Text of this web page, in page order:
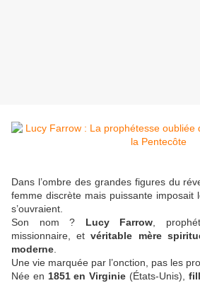
Dans l’ombre des grandes figures du
femme discrète mais puissante
s’ouvraient.
Son nom ? Lucy Farrow ,
missionnaire, etvéritable mère
moderne
Une vie marquée par l’onction, pas les
Née en 1851 en Virginie (États-Unis),